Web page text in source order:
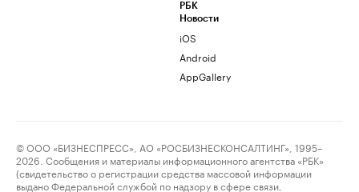
РБК
Новости
iOS
Android
AppGallery
© ООО «БИЗНЕСПРЕСС», АО «РОСБИЗНЕСКОНСАЛТИНГ», 1995–
2026. Сообщения и материалы информационного агентства «РБК»
(свидетельство о регистрации средства массовой информации
выдано Федеральной службой по надзору в сфере связи,